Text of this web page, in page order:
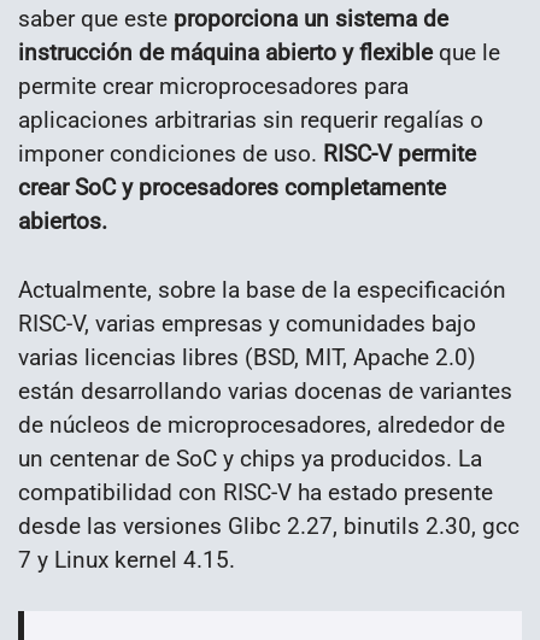
saber que este proporciona un sistema de
instrucción de máquina abierto y flexibleque le
permite crear microprocesadores para
aplicaciones arbitrarias sin requerir regalías o
imponer condiciones de uso. RISC-V permite
crear SoC y procesadores completamente
abiertos.
Actualmente, sobre la base de la especificación
RISC-V, varias empresas y comunidades bajo
varias licencias libres (BSD, MIT, Apache 2.0)
están desarrollando varias docenas de variantes
de núcleos de microprocesadores, alrededor de
un centenar de SoC y chips ya producidos. La
compatibilidad con RISC-V ha estado presente
desde las versiones Glibc 2.27, binutils 2.30, gcc
7 y Linux kernel 4.15.